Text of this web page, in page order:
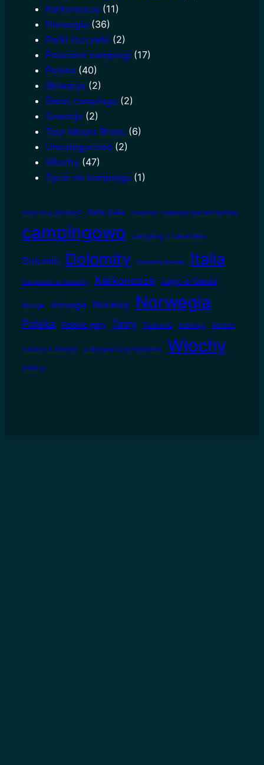
Karkonosze(11)
Norwegia (36)
Parki rozrywki (2)
Polecane campingi (17)
Polska (40)
Słowacja (2)
Świat campingu(2)
Szwecja (2)
Tour Mount Blanc(6)
Uncategorized (2)
Włochy(47)
Życie na kempingu(1)
atrakcje w Norwegii Bella Italia camping camping nad adriatykiem
campingowo camping z basenem
Dolomiti Dolomity Dolomity Brenta Italia
Kamperem w Dolomity Karkonosze Lago di Garda
Norge Norvegia Norway Norwegia
Polska Polskie góry Tatry Toskania trekking Veneto
wakacje z dziećmi w Norwegii pod namiotem Włochy
Śnieżka